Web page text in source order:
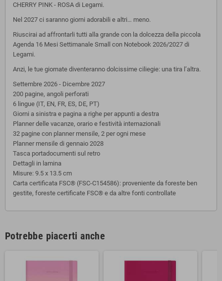
CHERRY PINK - ROSA di Legami.
Nel 2027 ci saranno giorni adorabili e altri… meno.
Riuscirai ad affrontarli tutti alla grande con la dolcezza della piccola
Agenda 16 Mesi Settimanale Small con Notebook 2026/2027 di
Legami.
Anzi, le tue giornate diventeranno dolcissime ciliegie: una tira l’altra.
Settembre 2026 - Dicembre 2027
200 pagine, angoli perforati
6 lingue (IT, EN, FR, ES, DE, PT)
Giorni a sinistra e pagina a righe per appunti a destra
Planner delle vacanze, orario e festività internazionali
32 pagine con planner mensile, 2 per ogni mese
Planner mensile di gennaio 2028
Tasca portadocumenti sul retro
Dettagli in lamina
Misure: 9.5 x 13.5 cm
Carta certificata FSC® (FSC-C154586): proveniente da foreste ben
gestite, foreste certificate FSC® e da altre fonti controllate
Potrebbe piacerti anche